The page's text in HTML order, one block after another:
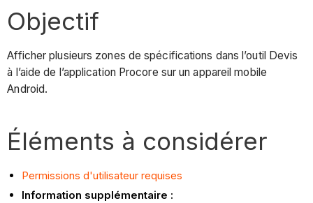
Objectif
Afficher plusieurs zones de spécifications dans l’outil Devis
à l’aide de l’application Procore sur un appareil mobile
Android.
Éléments à considérer
Permissions d'utilisateur requises
Information supplémentaire :